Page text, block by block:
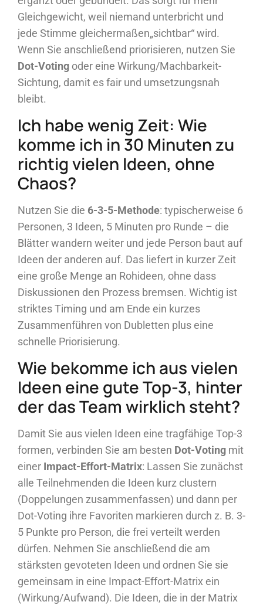
Gleichgewicht, weil niemand unterbricht und
jede Stimme gleichermaßen„sichtbar“ wird.
Wenn Sie anschließend priorisieren, nutzen Sie
Dot-Voting oder eine Wirkung/Machbarkeit-
Sichtung, damit es fair und umsetzungsnah
bleibt.
Ich habe wenig Zeit: Wie
komme ich in 30 Minuten zu
richtig vielen Ideen, ohne
Chaos?
Nutzen Sie die 6-3-5-Methode: typischerweise 6
Personen, 3 Ideen, 5 Minuten pro Runde – die
Blätter wandern weiter und jede Person baut auf
Ideen der anderen auf. Das liefert in kurzer Zeit
eine große Menge an Rohideen, ohne dass
Diskussionen den Prozess bremsen. Wichtig ist
striktes Timing und am Ende ein kurzes
Zusammenführen von Dubletten plus eine
schnelle Priorisierung.
Wie bekomme ich aus vielen
Ideen eine gute Top-3, hinter
der das Team wirklich steht?
Damit Sie aus vielen Ideen eine tragfähige Top-3
formen, verbinden Sie am besten Dot-Voting mit
einer Impact-Effort-Matrix: Lassen Sie zunächst
alle Teilnehmenden die Ideen kurz clustern
(Doppelungen zusammenfassen) und dann per
Dot-Voting ihre Favoriten markieren durch z. B. 3-
5 Punkte pro Person, die frei verteilt werden
dürfen. Nehmen Sie anschließend die am
stärksten gevoteten Ideen und ordnen Sie sie
gemeinsam in eine Impact-Effort-Matrix ein
(Wirkung/Aufwand). Die Ideen, die in der Matrix